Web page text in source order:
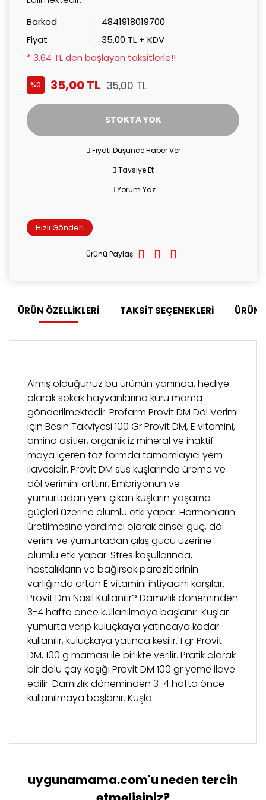
Barkod
4841918019700
Fiyat
35,00 TL + KDV
* 3,64 TL den başlayan taksitlerle!!
%0 35,00 TL 35,00 TL
STOKTA YOK
Fiyatı Düşünce Haber Ver
Tavsiye Et
Yorum Yaz
Hızlı Gönderi
Ürünü Paylaş:
ÜRÜN ÖZELLİKLERİ TAKSİT SEÇENEKLERİ ÜRÜN
Almış olduğunuz bu ürünün yanında, hediye
olarak sokak hayvanlarına kuru mama
gönderilmektedir. Profarm Provit DM Döl Verimi
için Besin Takviyesi 100 Gr Provit DM, E vitamini,
amino asitler, organik iz mineral ve inaktif
maya içeren toz formda tamamlayıcı yem
ilavesidir. Provit DM süs kuşlarında üreme ve
döl verimini arttırır. Embriyonun ve
yumurtadan yeni çıkan kuşların yaşama
güçleri üzerine olumlu etki yapar. Hormonların
üretilmesine yardımcı olarak cinsel güç, döl
verimi ve yumurtadan çıkış gücü üzerine
olumlu etki yapar. Stres koşullarında,
hastalıkların ve bağırsak parazitlerinin
varlığında artan E vitamini ihtiyacını karşılar.
Provit Dm Nasıl Kullanılır? Damızlık döneminden
3-4 hafta önce kullanılmaya başlanır. Kuşlar
yumurta verip kuluçkaya yatıncaya kadar
kullanılır, kuluçkaya yatınca kesilir. 1 gr Provit
DM, 100 g maması ile birlikte verilir. Pratik olarak
bir dolu çay kaşığı Provit DM 100 gr yeme ilave
edilir. Damızlık döneminden 3-4 hafta önce
kullanılmaya başlanır. Kuşla
Bu ürüne ilk yorumu siz yapın!
Yorum Yaz
ve diğer konularda yetersiz gördüğünüz noktaları
Ürün resmi kalitesiz, bozuk veya
seçen müşterilerimiz siparişini “Çatalmeşe
Mahallesi Sultansuyu Caddesi Bina No: 28
uygunamama.com'u neden tercih